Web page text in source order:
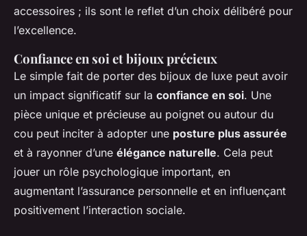
accessoires ; ils sont le reflet d’un choix délibéré pour
l’excellence.
Confiance en soi et bijoux précieux
Le simple fait de porter des bijoux de luxe peut avoir
un impact significatif sur la confiance en soi. Une
pièce unique et précieuse au poignet ou autour du
cou peut inciter à adopter une posture plus assurée
et à rayonner d’une élégance naturelle. Cela peut
jouer un rôle psychologique important, en
augmentant l’assurance personnelle et en influençant
positivement l’interaction sociale.